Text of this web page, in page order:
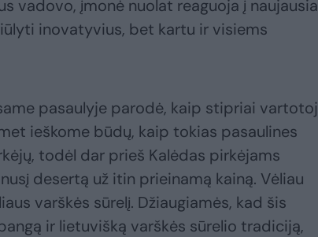
vadovo, įmonė nuolat reaguoja į
inovatyvius, bet kartu ir visiems
pasaulyje parodė, kaip stipriai
ieškome būdų, kaip tokias pasaulines
todėl dar prieš Kalėdas pirkėjams
desertą už itin prieinamą kainą. Vėliau
varškės sūrelį. Džiaugiamės, kad šis
ir lietuvišką varškės sūrelio tradiciją,